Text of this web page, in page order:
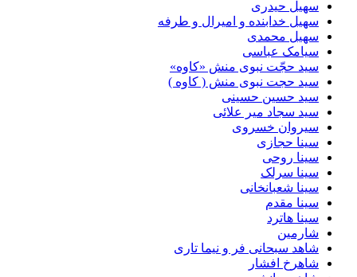
سهیل حیدری
سهیل خدابنده و امیرال و طرفه
سهیل محمدی
سیامک عباسی
سید حجّت نبوی منش «کاوه»
سید حجت نبوی منش ( کاوه )
سید حسین حسینى
سید سجاد میر علائی
سیروان خسروی
سینا حجازی
سینا روحی
سینا سرلک
سینا شعبانخانی
سینا مقدم
سینا هاترد
شارمین
شاهد سبحانی فر و نیما تاری
شاهرخ افشار